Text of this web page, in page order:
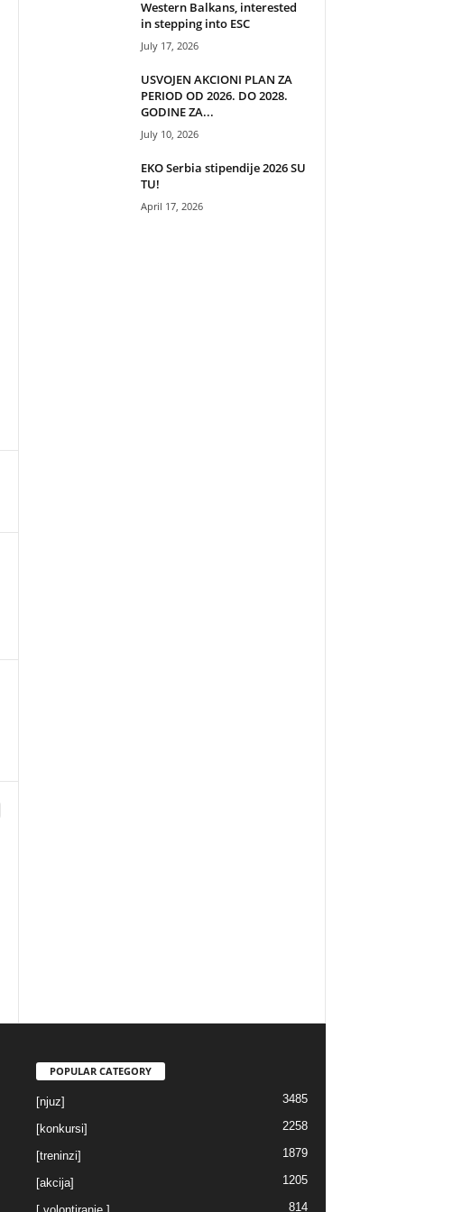
Western Balkans, interested
in stepping into ESC
July 17, 2026
USVOJEN AKCIONI PLAN ZA
PERIOD OD 2026. DO 2028.
GODINE ZA...
July 10, 2026
EKO Serbia stipendije 2026 SU
TU!
April 17, 2026
POPULAR CATEGORY
[njuz] 3485
[konkursi] 2258
[treninzi] 1879
[akcija] 1205
814